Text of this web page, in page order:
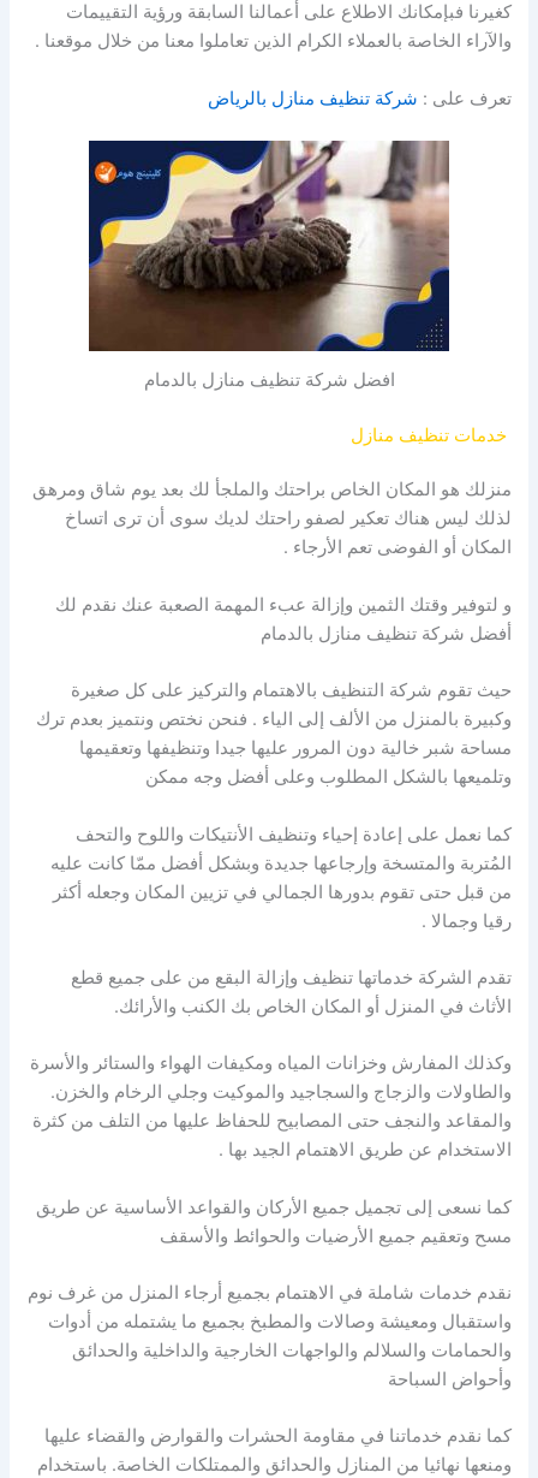
كغيرنا فبإمكانك الاطلاع على أعمالنا السابقة ورؤية التقييمات
والآراء الخاصة بالعملاء الكرام الذين تعاملوا معنا من خلال موقعنا .
تعرف على : شركة تنظيف منازل بالرياض
افضل شركة تنظيف منازل بالدمام
خدمات تنظيف منازل
منزلك هو المكان الخاص براحتك والملجأ لك بعد يوم شاق ومرهق
لذلك ليس هناك تعكير لصفو راحتك لديك سوى أن ترى اتساخ
المكان أو الفوضى تعم الأرجاء .
و لتوفير وقتك الثمين وإزالة عبء المهمة الصعبة عنك نقدم لك
أفضل شركة تنظيف منازل بالدمام
حيث تقوم شركة التنظيف بالاهتمام والتركيز على كل صغيرة
وكبيرة بالمنزل من الألف إلى الياء . فنحن نختص ونتميز بعدم ترك
مساحة شبر خالية دون المرور عليها جيدا وتنظيفها وتعقيمها
وتلميعها بالشكل المطلوب وعلى أفضل وجه ممكن
كما نعمل على إعادة إحياء وتنظيف الأنتيكات واللوح والتحف
المُتربة والمتسخة وإرجاعها جديدة وبشكل أفضل ممّا كانت عليه
من قبل حتى تقوم بدورها الجمالي في تزيين المكان وجعله أكثر
رقيا وجمالا .
تقدم الشركة خدماتها تنظيف وإزالة البقع من على جميع قطع
الأثاث في المنزل أو المكان الخاص بك الكنب والأرائك.
وكذلك المفارش وخزانات المياه ومكيفات الهواء والستائر والأسرة
والطاولات والزجاج والسجاجيد والموكيت وجلي الرخام والخزن.
والمقاعد والنجف حتى المصابيح للحفاظ عليها من التلف من كثرة
الاستخدام عن طريق الاهتمام الجيد بها .
كما نسعى إلى تجميل جميع الأركان والقواعد الأساسية عن طريق
مسح وتعقيم جميع الأرضيات والحوائط والأسقف
نقدم خدمات شاملة في الاهتمام بجميع أرجاء المنزل من غرف نوم
واستقبال ومعيشة وصالات والمطبخ بجميع ما يشتمله من أدوات
والحمامات والسلالم والواجهات الخارجية والداخلية والحدائق
وأحواض السباحة
كما نقدم خدماتنا في مقاومة الحشرات والقوارض والقضاء عليها
ومنعها نهائيا من المنازل والحدائق والممتلكات الخاصة. باستخدام